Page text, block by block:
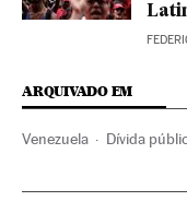
ARQUIVADO EM
Venezuela Dívida